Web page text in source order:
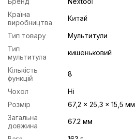
Країна
виробництва
Китай
Тип товару
Мультитули
Тип
мультитула
кишеньковий
Кількість
функцій
8
Чохол
Ні
Розмір
67,2 × 25,3 × 15,5 мм
Загальна
довжина
67.2 мм